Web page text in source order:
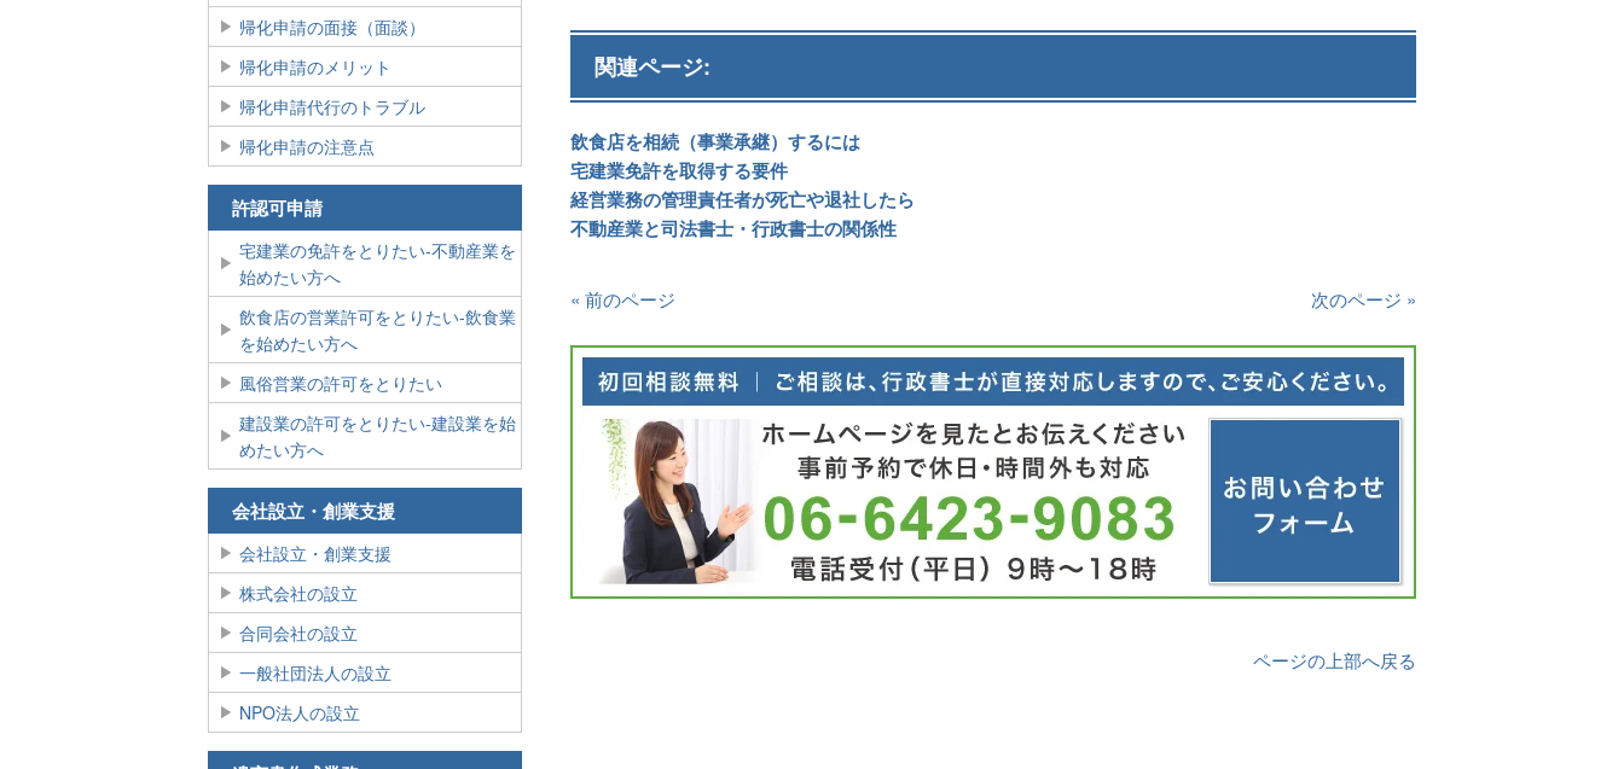
関連ページ:
飲食店を相続（事業承継）するには
宅建業免許を取得する要件
経営業務の管理責任者が死亡や退社したら
不動産業と司法書士・行政書士の関係性
« 前のページ 次のページ »
ページの上部へ戻る
帰化申請の面接（面談）
帰化申請のメリット
帰化申請代行のトラブル
帰化申請の注意点
許認可申請
宅建業の免許をとりたい‐不動産業を
始めたい方へ
飲食店の営業許可をとりたい‐飲食業
を始めたい方へ
風俗営業の許可をとりたい
建設業の許可をとりたい‐建設業を始
めたい方へ
会社設立・創業支援
会社設立・創業支援
株式会社の設立
合同会社の設立
一般社団法人の設立
NPO法人の設立